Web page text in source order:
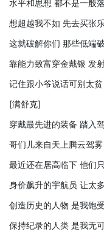
水平和思想 都不是一般
想超越我不如 先去买张
这就破解你们 那些低端
靠能力致富穿金戴银 发
记住跟小爷说话可别太
[满舒克]
穿戴最先进的装备 踏入
哥们儿来自天上腾云驾
最近还在居高临下 他们
身价飙升的宇航员 让太
创造历史的人物 是我饱
保持纪录的人类 是我无